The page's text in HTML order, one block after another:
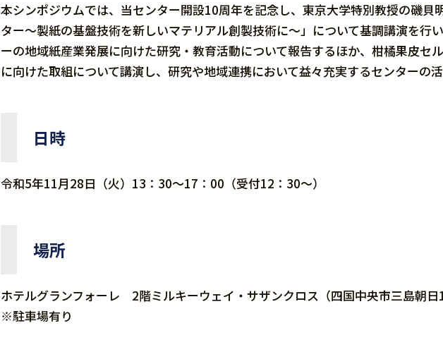
本シンポジウムでは、当センター開設10周年を記念し、東京大学特別教授の磯貝
ター～製紙の基盤技術を新しいマテリアル創製技術に～」について基調講演を行
ーの地域紙産業発展に向けた研究・教育活動について報告するほか、柑橘果皮セ
に向けた取組について講演し、研究や地域連携において益々充実するセンターの
日時
令和5年11月28日（火）13：30～17：00（受付12：30～）
場所
ホテルグランフォーレ 2階ミルキーウェイ・サザンクロス（四国中央市三島朝日
※駐車場有り